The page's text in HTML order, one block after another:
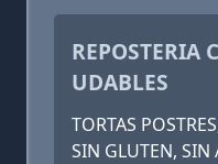
REPOSTERIA
UDABLES
TORTAS
SIN GLUTEN, SIN